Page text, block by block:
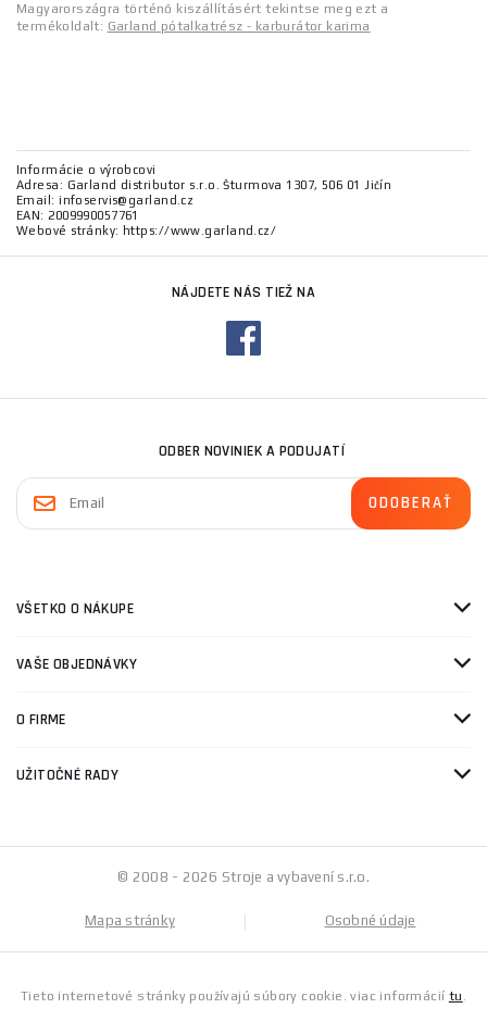
Magyarországra történő kiszállításért tekintse meg ezt a
termékoldalt: Garland pótalkatrész - karburátor karima
Informácie o výrobcovi
Adresa: Garland distributor s.r.o. Šturmova 1307, 506 01 Jičín
Email: infoservis@garland.cz
EAN: 2009990057761
Webové stránky: https://www.garland.cz/
NÁJDETE NÁS TIEŽ NA
ODBER NOVINIEK A PODUJATÍ
VŠETKO O NÁKUPE
VAŠE OBJEDNÁVKY
O FIRME
UŽITOČNÉ RADY
© 2008 - 2026 Stroje a vybavení s.r.o.
Mapa stránky Osobné údaje
Tieto internetové stránky používajú súbory cookie. viac informácií tu .